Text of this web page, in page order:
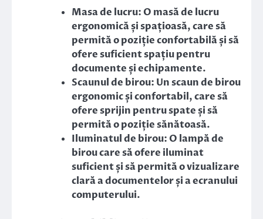
Masa de lucru: O masă de lucru
ergonomică și spațioasă, care să
permită o poziție confortabilă și să
ofere suficient spațiu pentru
documente și echipamente.
Scaunul de birou: Un scaun de birou
ergonomic și confortabil, care să
ofere sprijin pentru spate și să
permită o poziție sănătoasă.
Iluminatul de birou: O lampă de
birou care să ofere iluminat
suficient și să permită o vizualizare
clară a documentelor și a ecranului
computerului.